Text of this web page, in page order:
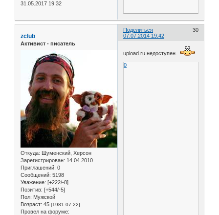
31.05.2017 19:32
Поделиться
30
07.07.2014 19:42
zclub
Активист - писатель
Откуда: Шуменский, Херсон
Зарегистрирован: 14.04.2010
Приглашений: 0
Сообщений: 5198
Уважение: [+222/-8]
Позитив: [+544/-5]
Пол: Мужской
Возраст: 45 [1981-07-22]
Провел на форуме:
upload.ru недоступен.
0